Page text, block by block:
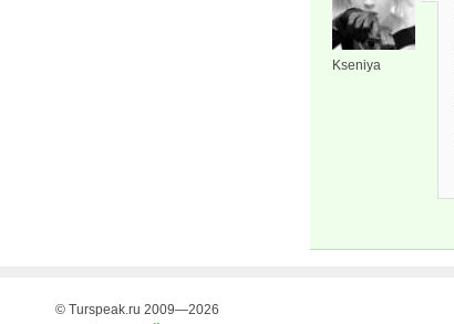
Kseniya
© Turspeak.ru 2009—2026